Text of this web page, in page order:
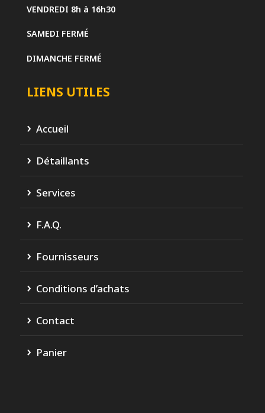
VENDREDI 8h à 16h30
SAMEDI FERMÉ
DIMANCHE FERMÉ
LIENS UTILES
Accueil
Détaillants
Services
F.A.Q.
Fournisseurs
Conditions d’achats
Contact
Panier